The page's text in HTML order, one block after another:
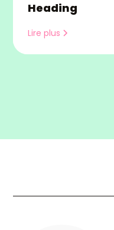
Heading
Lire plus